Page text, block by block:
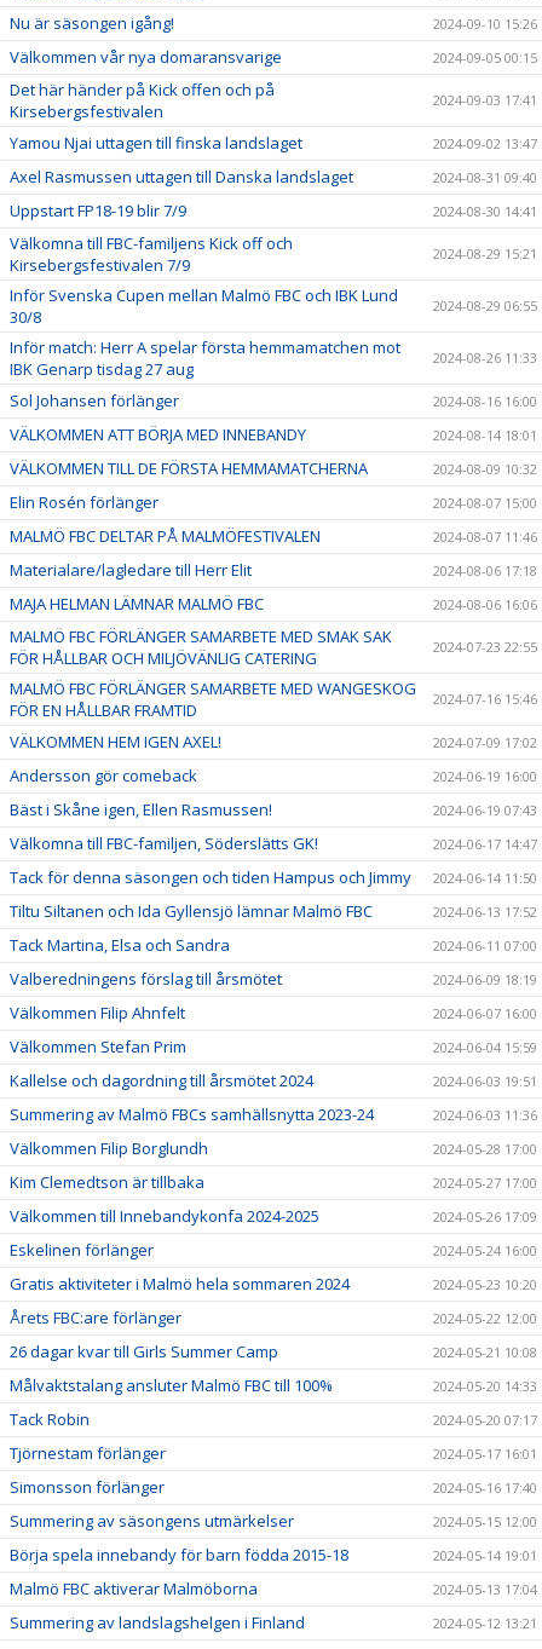
Nu är säsongen igång! 2024-09-10 15:26
Välkommen vår nya domaransvarige 2024-09-05 00:15
Det här händer på Kick offen och på
Kirsebergsfestivalen
2024-09-03 17:41
Yamou Njai uttagen till finska landslaget 2024-09-02 13:47
Axel Rasmussen uttagen till Danska landslaget 2024-08-31 09:40
Uppstart FP18-19 blir 7/9 2024-08-30 14:41
Välkomna till FBC-familjens Kick off och
Kirsebergsfestivalen 7/9
2024-08-29 15:21
Inför Svenska Cupen mellan Malmö FBC och IBK Lund
30/8
2024-08-29 06:55
Inför match: Herr A spelar första hemmamatchen mot
IBK Genarp tisdag 27 aug
2024-08-26 11:33
Sol Johansen förlänger 2024-08-16 16:00
VÄLKOMMEN ATT BÖRJA MED INNEBANDY 2024-08-14 18:01
VÄLKOMMEN TILL DE FÖRSTA HEMMAMATCHERNA 2024-08-09 10:32
Elin Rosén förlänger 2024-08-07 15:00
MALMÖ FBC DELTAR PÅ MALMÖFESTIVALEN 2024-08-07 11:46
Materialare/lagledare till Herr Elit 2024-08-06 17:18
MAJA HELMAN LÄMNAR MALMÖ FBC 2024-08-06 16:06
MALMÖ FBC FÖRLÄNGER SAMARBETE MED SMAK SAK
FÖR HÅLLBAR OCH MILJÖVÄNLIG CATERING
2024-07-23 22:55
MALMÖ FBC FÖRLÄNGER SAMARBETE MED WANGESKOG
FÖR EN HÅLLBAR FRAMTID
2024-07-16 15:46
VÄLKOMMEN HEM IGEN AXEL! 2024-07-09 17:02
Andersson gör comeback 2024-06-19 16:00
Bäst i Skåne igen, Ellen Rasmussen! 2024-06-19 07:43
Välkomna till FBC-familjen, Söderslätts GK! 2024-06-17 14:47
Tack för denna säsongen och tiden Hampus och Jimmy 2024-06-14 11:50
Tiltu Siltanen och Ida Gyllensjö lämnar Malmö FBC 2024-06-13 17:52
Tack Martina, Elsa och Sandra 2024-06-11 07:00
Valberedningens förslag till årsmötet 2024-06-09 18:19
Välkommen Filip Ahnfelt 2024-06-07 16:00
Välkommen Stefan Prim 2024-06-04 15:59
Kallelse och dagordning till årsmötet 2024 2024-06-03 19:51
Summering av Malmö FBCs samhällsnytta 2023-24 2024-06-03 11:36
Välkommen Filip Borglundh 2024-05-28 17:00
Kim Clemedtson är tillbaka 2024-05-27 17:00
Välkommen till Innebandykonfa 2024-2025 2024-05-26 17:09
Eskelinen förlänger 2024-05-24 16:00
Gratis aktiviteter i Malmö hela sommaren 2024 2024-05-23 10:20
Årets FBC:are förlänger 2024-05-22 12:00
26 dagar kvar till Girls Summer Camp 2024-05-21 10:08
Målvaktstalang ansluter Malmö FBC till 100% 2024-05-20 14:33
Tack Robin 2024-05-20 07:17
Tjörnestam förlänger 2024-05-17 16:01
Simonsson förlänger 2024-05-16 17:40
Summering av säsongens utmärkelser 2024-05-15 12:00
Börja spela innebandy för barn födda 2015-18 2024-05-14 19:01
Malmö FBC aktiverar Malmöborna 2024-05-13 17:04
Summering av landslagshelgen i Finland 2024-05-12 13:21